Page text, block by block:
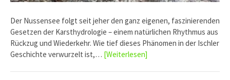
Der Nussensee folgt seit jeher den ganz eigenen, faszinierenden
Gesetzen der Karsthydrologie – einem natürlichen Rhythmus aus
Rückzug und Wiederkehr. Wie tief dieses Phänomen in der Ischler
Geschichte verwurzelt ist,… [Weiterlesen]